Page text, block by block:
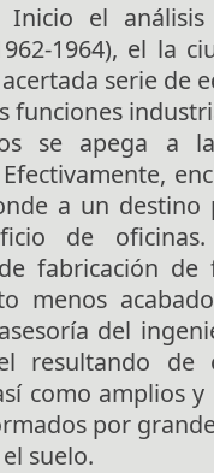
Inicio el
1964), el la
serie de
funciones
se apega a
a un destino
de
fabricación
menos
del
resultando de
como amplios y
por
suelo.